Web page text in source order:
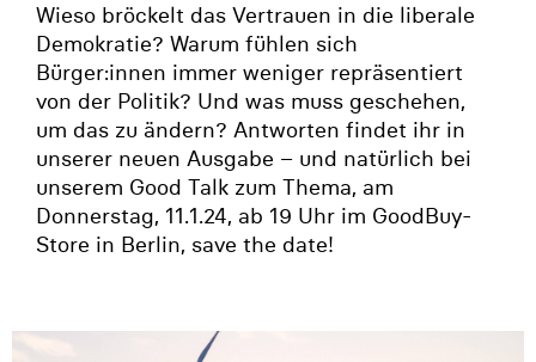
Wieso bröckelt das Vertrauen in die liberale
Demokratie? Warum fühlen sich
Bürger:innen immer weniger repräsentiert
von der Politik? Und was muss geschehen,
um das zu ändern? Antworten findet ihr in
unserer neuen Ausgabe – und natürlich bei
unserem Good Talk zum Thema, am
Donnerstag, 11.1.24, ab 19 Uhr im GoodBuy-
Store in Berlin, save the date!